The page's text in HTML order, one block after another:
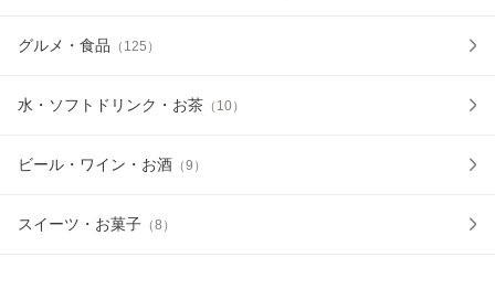
グルメ・食品 （ 125 ）
水・ソフトドリンク・お茶 （ 10）
ビール・ワイン・お酒 （9 ）
スイーツ・お菓子 （8 ）